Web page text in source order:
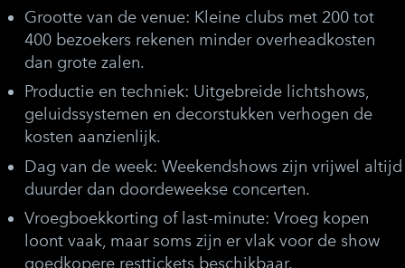
Grootte van de venue: Kleine clubs met 200 tot
400 bezoekers rekenen minder overheadkosten
dan grote zalen.
Productie en techniek: Uitgebreide lichtshows,
geluidssystemen en decorstukken verhogen de
kosten aanzienlijk.
Dag van de week: Weekendshows zijn vrijwel altijd
duurder dan doordeweekse concerten.
Vroegboekkorting of last-minute: Vroeg kopen
loont vaak, maar soms zijn er vlak voor de show
goedkopere resttickets beschikbaar.